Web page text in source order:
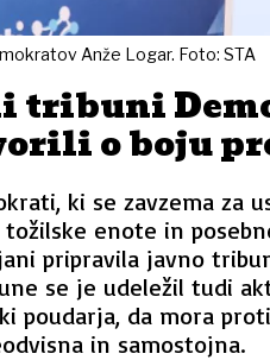
Anže Logar. Foto: STA
tribuni
o boju
ki se zavzema za
tožilske enote in
pripravila javno
se je udeležil tudi
poudarja, da mora
in samostojna.